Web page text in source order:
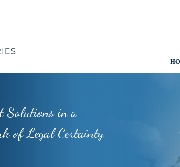
e società
Solutions in a
Legal Certainty